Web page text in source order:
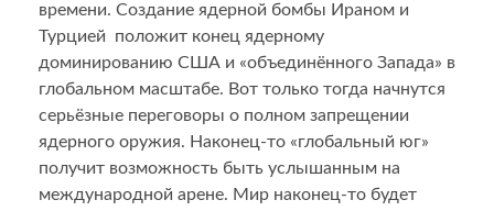
времени. Создание ядерной бомбы Ираном и
Турцией положит конец ядерному
доминированию США и «объединённого Запада» в
глобальном масштабе. Вот только тогда начнутся
серьёзные переговоры о полном запрещении
ядерного оружия. Наконец-то «глобальный юг»
получит возможность быть услышанным на
международной арене. Мир наконец-то будет